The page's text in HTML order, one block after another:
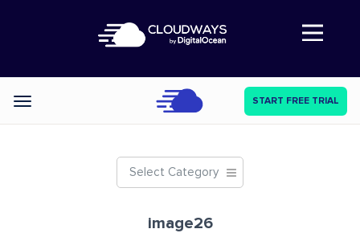
Abre a navegação
Categories START FREE TRIAL
Select Category
image26